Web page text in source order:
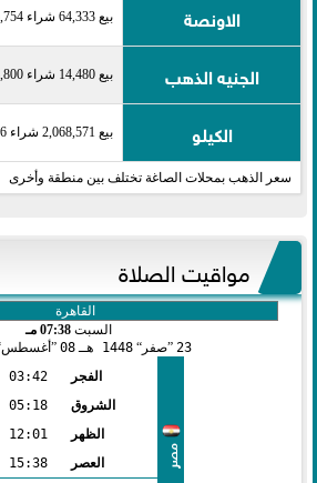
الاونصة بيع 64,333 شراء 65,754
الجنيه الذهب بيع 14,480 شراء 14,800
الكيلو بيع 2,068,571 شراء 2,114,286
سعر الذهب بمحلات الصاغة تختلف بين منطقة وأخرى
مواقيت الصلاة
السبت 07:38 مـ
23 صفر 1448 هـ 08 أغسطس
مصر
الفجر
03:42
الشروق
05:18
الظهر
12:01
العصر
15:38